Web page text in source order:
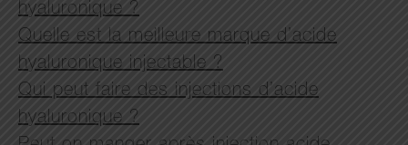
hyaluronique ?
Quelle est la meilleure marque d’acide
hyaluronique injectable ?
Qui peut faire des injections d’acide
hyaluronique ?